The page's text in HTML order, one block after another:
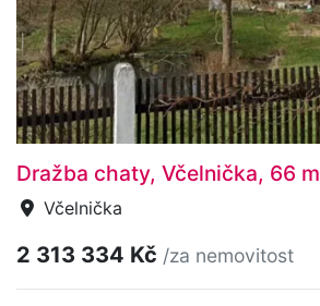
Dražba chaty, Včelnička, 66 m
Včelnička
2 313 334 Kč /za nemovitost